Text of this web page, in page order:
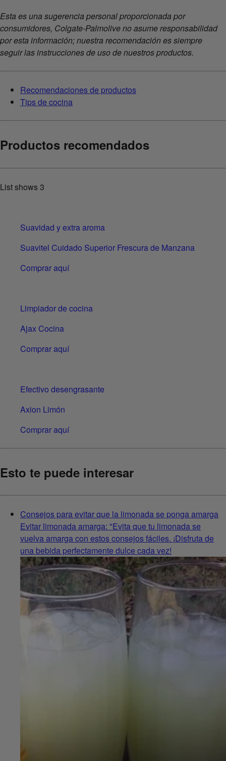
Esta es una sugerencia personal proporcionada por
consumidores, Colgate-Palmolive no asume responsabilidad
por esta información; nuestra recomendación es siempre
seguir las instrucciones de uso de nuestros productos.
Recomendaciones de productos
Tips de cocina
Productos recomendados
List shows3
Suavidad y extra aroma
Suavitel Cuidado Superior Frescura de Manzana
Comprar aquí
Limpiador de cocina
Ajax Cocina
Comprar aquí
Efectivo desengrasante
Axion Limón
Comprar aquí
Esto te puede interesar
Consejos para evitar que la limonada se ponga amarga
Evitar limonada amarga: "Evita que tu limonada se
vuelva amarga con estos consejos fáciles. ¡Disfruta de
una bebida perfectamente dulce cada vez!